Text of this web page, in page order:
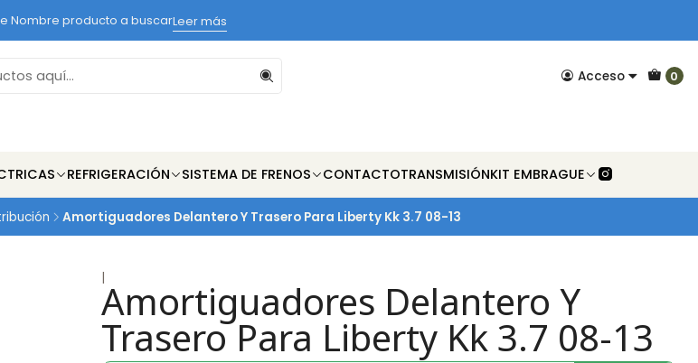
Acceso 0
REFRIGERACIÓN SISTEMA DE FRENOS CONTACTOTRANSMISIÓNKIT EMBRAGUE
Nombre producto a buscarLeer más
Amortiguadores Delantero Y Trasero Para Liberty Kk 3.7 08-13
|Amortiguadores Delantero Y
Trasero Para Liberty Kk 3.7 08-13